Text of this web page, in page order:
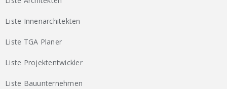
Liste Innenarchitekten
Liste TGA Planer
Liste Projektentwickler
Liste Bauunternehmen